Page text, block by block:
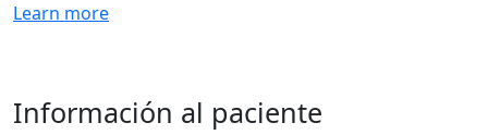
Learn more
Información al paciente